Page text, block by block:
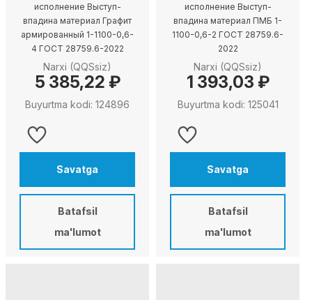
исполнение Выступ-
впадина материал Графит
армированный 1-1100-0,6-
4 ГОСТ 28759.6-2022
Narxi (QQSsiz)
5 385,22 ₽
Buyurtma kodi: 124896
Savatga
Batafsil
ma'lumot
исполнение Выступ-
впадина материал ПМБ 1-
1100-0,6-2 ГОСТ 28759.6-
2022
Narxi (QQSsiz)
1 393,03 ₽
Buyurtma kodi: 125041
Savatga
Batafsil
ma'lumot